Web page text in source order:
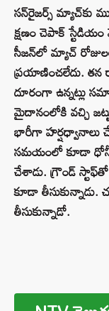
సన్‌రైజర్స్ మ్యాచ్‌కు
క్షణం చెపాక్
సీజన్‌లో మ్యాచ్
ప్రయాణించలేదు. తన
దూరంగా
మైదానంలోకి వచ్చి
భారీగా హర్షధ్వానాలు
సమయంలో కూడా ధోనీ
చేశాడు. గ్రౌండ్
కూడా
తీసుకున్నాడో.